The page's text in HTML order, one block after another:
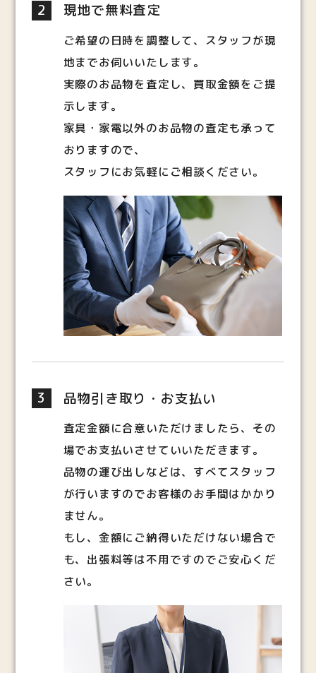
2 現地で無料査定
ご希望の日時を調整して、スタッフが現
地までお伺いいたします。
実際のお品物を査定し、買取金額をご提
示します。
家具・家電以外のお品物の査定も承って
おりますので、
スタッフにお気軽にご相談ください。
3 品物引き取り・お支払い
査定金額に合意いただけましたら、その
場でお支払いさせていいただきます。
品物の運び出しなどは、すべてスタッフ
が行いますのでお客様のお手間はかかり
ません。
もし、金額にご納得いただけない場合で
も、出張料等は不用ですのでご安心くだ
さい。